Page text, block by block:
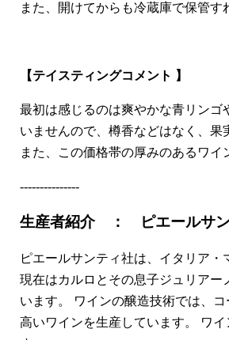
また、開けてからも冷蔵庫で保管
【テイスティングコメント 】
最初は感じるのは爽やかな青リン
いませんので、樽香などはなく、果
また、この価格帯の厚みのあるワ
---------------
生産者紹介 ： ピエールサン
ピエールサンティ社は、イタリア
現在はカルロとその息子ジュリアー
います。 ワインの醸造技術では、
高いワインを生産しています。 ワ